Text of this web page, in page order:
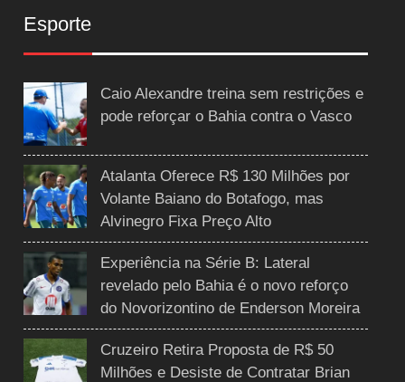
Esporte
Caio Alexandre treina sem restrições e
pode reforçar o Bahia contra o Vasco
Atalanta Oferece R$ 130 Milhões por
Volante Baiano do Botafogo, mas
Alvinegro Fixa Preço Alto
Experiência na Série B: Lateral
revelado pelo Bahia é o novo reforço
do Novorizontino de Enderson Moreira
Cruzeiro Retira Proposta de R$ 50
Milhões e Desiste de Contratar Brian